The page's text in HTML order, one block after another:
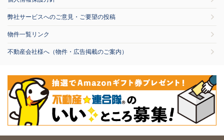
弊社サービスへのご意見・ご要望の投稿
物件一覧リンク
不動産会社様へ（物件・広告掲載のご案内）